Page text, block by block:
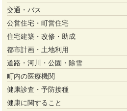
交通・バス
公営住宅・町営住宅
住宅建築・改修・助成
都市計画・土地利用
道路・河川・公園・除雪
町内の医療機関
健康診査・予防接種
健康に関すること